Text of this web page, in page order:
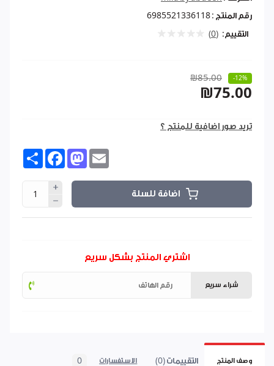
رقم المنتج : 6985521336118
التقييم: (0)
₪85.00 -12%
₪75.00
تريد صور اضافية للمنتج ؟
Share FacebookMastodon
اضافة للسلة
اشتري المنتج بشكل سريع
شراء سريع
وصف المنتج التقييمات (0) الاستفسارات 0